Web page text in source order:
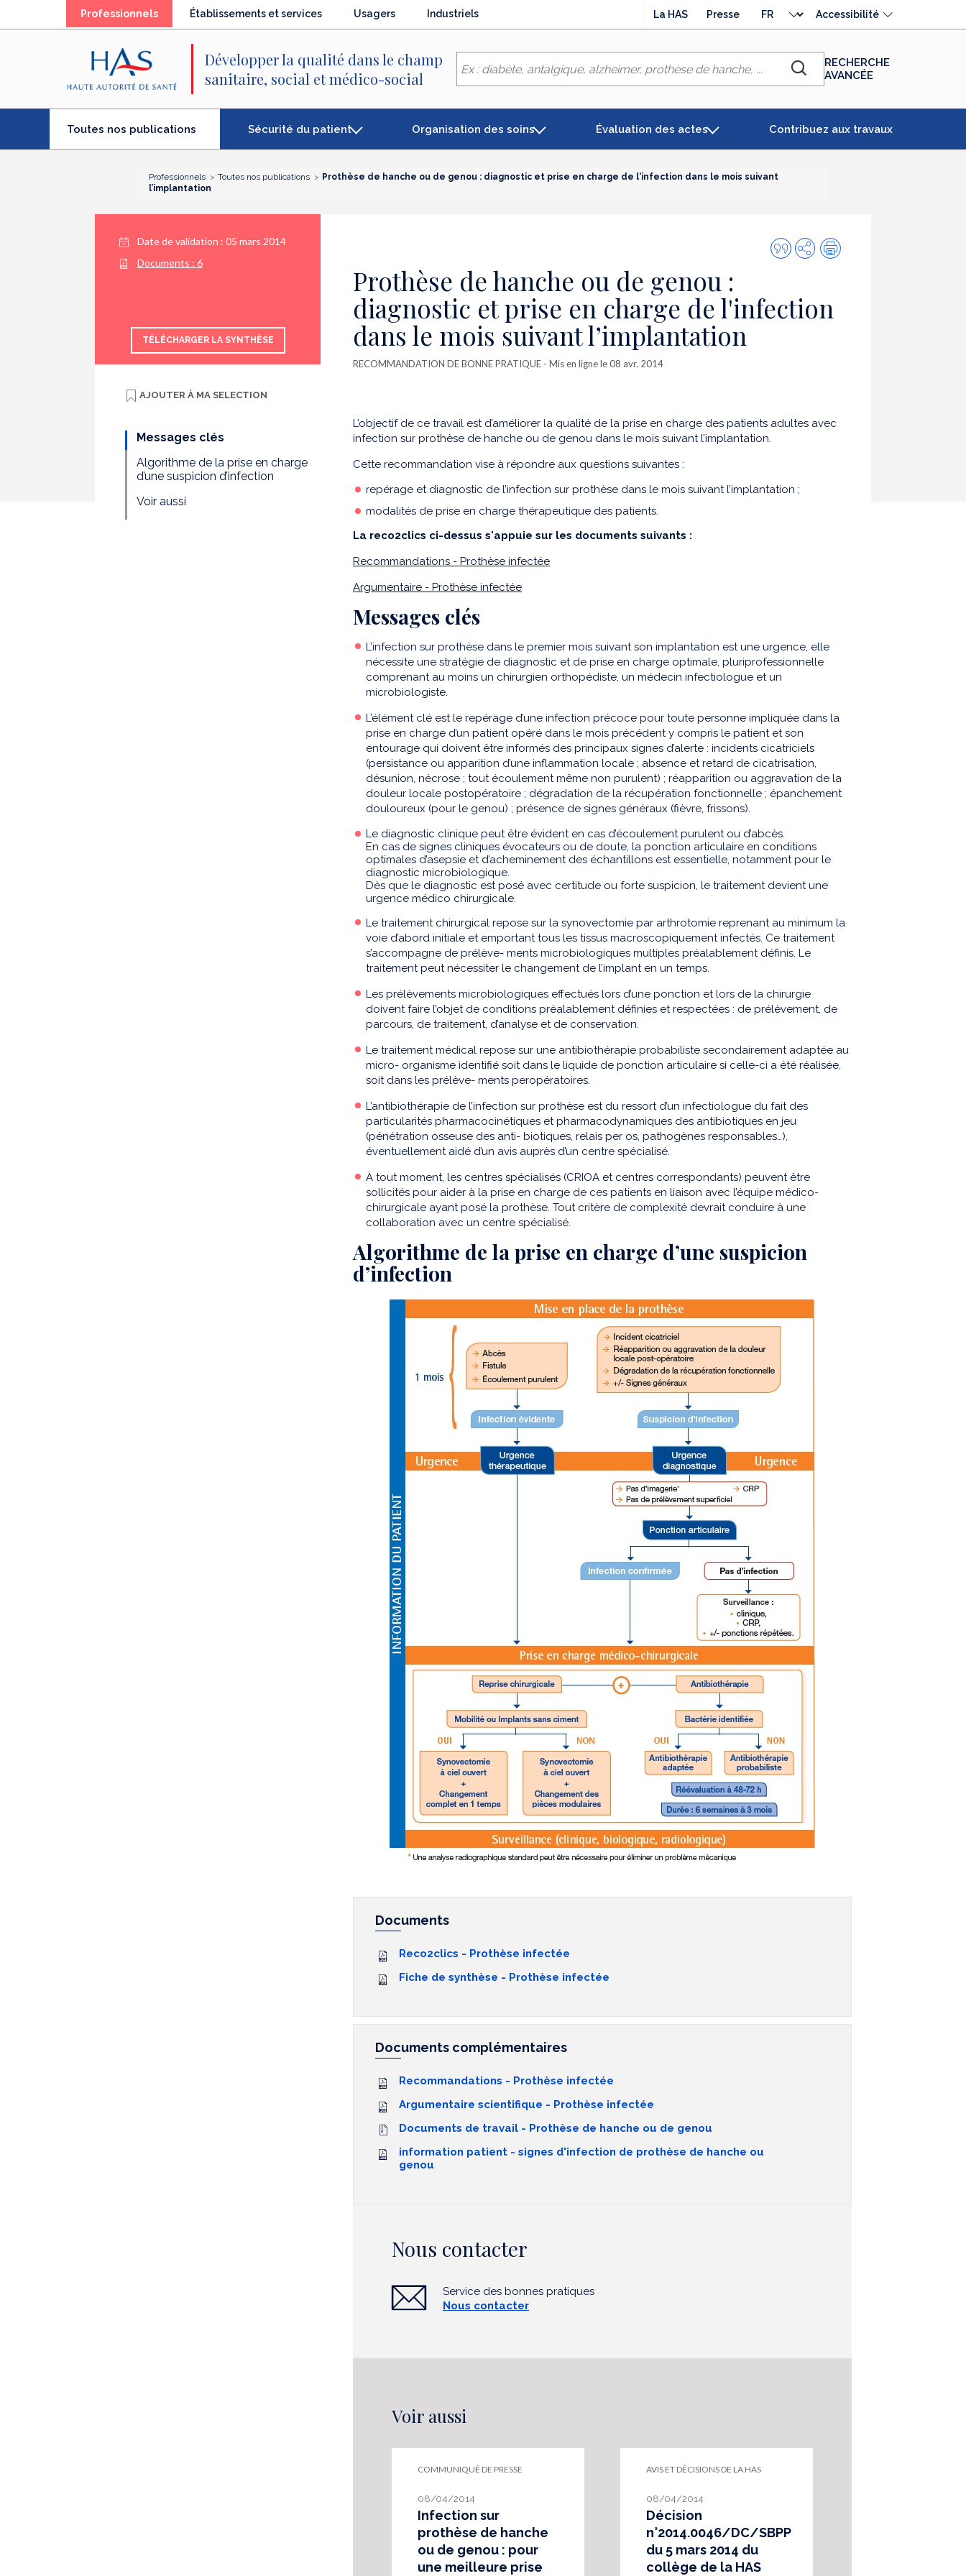
Professionnels(élémentÉtablissements et services Usagers Industriels La HAS Presse
langue
Accessibilité
Développer la qualité dans le champ
sanitaire, social et médico-social
Chercher
RECHERCHE
AVANCÉE
Toutes nos publications Sécurité du patient Organisation des soins Évaluation des actes Contribuez aux travaux
Professionnels Toutes nos publications
Prothèse de hanche ou de genou : diagnostic et prise en charge de l'infection dans le mois suivant
l’implantation
Date de validation : 05 mars 2014
Documents : 6
TÉLÉCHARGER LA SYNTHÈSE
AJOUTER À MA SELECTION
Messages clés
Algorithme de la prise en charge
d’une suspicion d’infection
Voir aussi
Citer
cette
PartagerImpression
Prothèse de hanche ou de genou :
diagnostic et prise en charge de l'infection
dans le mois suivant l’implantation
RECOMMANDATION DE BONNE PRATIQUE - Mis en ligne le 08 avr. 2014
L’objectif de ce travail est d’améliorer la qualité de la prise en charge des patients adultes avec
infection sur prothèse de hanche ou de genou dans le mois suivant l’implantation.
Cette recommandation vise à répondre aux questions suivantes :
repérage et diagnostic de l’infection sur prothèse dans le mois suivant l’implantation ;
modalités de prise en charge thérapeutique des patients.
La reco2clics ci-dessus s'appuie sur les documents suivants :
Recommandations - Prothèse infectée
Argumentaire - Prothèse infectée
Messages clés
L’infection sur prothèse dans le premier mois suivant son implantation est une urgence, elle
nécessite une stratégie de diagnostic et de prise en charge optimale, pluriprofessionnelle
comprenant au moins un chirurgien orthopédiste, un médecin infectiologue et un
microbiologiste.
L’élément clé est le repérage d’une infection précoce pour toute personne impliquée dans la
prise en charge d’un patient opéré dans le mois précédent y compris le patient et son
entourage qui doivent être informés des principaux signes d’alerte : incidents cicatriciels
(persistance ou apparition d’une inflammation locale ; absence et retard de cicatrisation,
désunion, nécrose ; tout écoulement même non purulent) ; réapparition ou aggravation de la
douleur locale postopératoire ; dégradation de la récupération fonctionnelle ; épanchement
douloureux (pour le genou) ; présence de signes généraux (fièvre, frissons).
Le diagnostic clinique peut être évident en cas d’écoulement purulent ou d’abcès.
En cas de signes cliniques évocateurs ou de doute, la ponction articulaire en conditions
optimales d’asepsie et d’acheminement des échantillons est essentielle, notamment pour le
diagnostic microbiologique.
Dès que le diagnostic est posé avec certitude ou forte suspicion, le traitement devient une
urgence médico chirurgicale.
Le traitement chirurgical repose sur la synovectomie par arthrotomie reprenant au minimum la
voie d’abord initiale et emportant tous les tissus macroscopiquement infectés. Ce traitement
s’accompagne de prélève- ments microbiologiques multiples préalablement définis. Le
traitement peut nécessiter le changement de l’implant en un temps.
Les prélèvements microbiologiques effectués lors d’une ponction et lors de la chirurgie
doivent faire l’objet de conditions préalablement définies et respectées : de prélèvement, de
parcours, de traitement, d’analyse et de conservation.
Le traitement médical repose sur une antibiothérapie probabiliste secondairement adaptée au
micro- organisme identifié soit dans le liquide de ponction articulaire si celle-ci a été réalisée,
soit dans les prélève- ments peropératoires.
L’antibiothérapie de l’infection sur prothèse est du ressort d’un infectiologue du fait des
particularités pharmacocinétiques et pharmacodynamiques des antibiotiques en jeu
(pénétration osseuse des anti- biotiques, relais per os, pathogènes responsables…),
éventuellement aidé d’un avis auprès d’un centre spécialisé.
À tout moment, les centres spécialisés (CRIOA et centres correspondants) peuvent être
sollicités pour aider à la prise en charge de ces patients en liaison avec l’équipe médico-
chirurgicale ayant posé la prothèse. Tout critère de complexité devrait conduire à une
collaboration avec un centre spécialisé.
Algorithme de la prise en charge d’une suspicion
d’infection
Documents
Reco2clics - Prothèse infectée
Fiche de synthèse - Prothèse infectée
Documents complémentaires
Recommandations - Prothèse infectée
Argumentaire scientifique - Prothèse infectée
Documents de travail - Prothèse de hanche ou de genou
information patient - signes d'infection de prothèse de hanche ou
genou
Nous contacter
Service des bonnes pratiques
Nous contacter
Voir aussi
COMMUNIQUÉ DE PRESSE
08/04/2014
Infection sur
prothèse de hanche
ou de genou : pour
une meilleure prise
AVIS ET DÉCISIONS DE LA HAS
08/04/2014
Décision
n°2014.0046/DC/SBPP
du 5 mars 2014 du
collège de la HAS